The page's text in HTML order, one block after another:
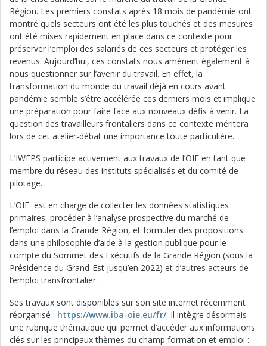
Région. Les premiers constats après 18 mois de pandémie ont
montré quels secteurs ont été les plus touchés et des mesures
ont été mises rapidement en place dans ce contexte pour
préserver l’emploi des salariés de ces secteurs et protéger les
revenus. Aujourd’hui, ces constats nous amènent également à
nous questionner sur l’avenir du travail. En effet, la
transformation du monde du travail déjà en cours avant
pandémie semble s’être accélérée ces derniers mois et implique
une préparation pour faire face aux nouveaux défis à venir. La
question des travailleurs frontaliers dans ce contexte méritera
lors de cet atelier-débat une importance toute particulière.
L’IWEPS participe activement aux travaux de l’OIE en tant que
membre du réseau des instituts spécialisés et du comité de
pilotage.
L’OIE est en charge de collecter les données statistiques
primaires, procéder à l’analyse prospective du marché de
l’emploi dans la Grande Région, et formuler des propositions
dans une philosophie d’aide à la gestion publique pour le
compte du Sommet des Exécutifs de la Grande Région (sous la
Présidence du Grand-Est jusqu’en 2022) et d’autres acteurs de
l’emploi transfrontalier.
Ses travaux sont disponibles sur son site internet récemment
réorganisé : https://www.iba-oie.eu/fr/. Il intègre désormais
une rubrique thématique qui permet d’accéder aux informations
clés sur les principaux thèmes du champ formation et emploi :